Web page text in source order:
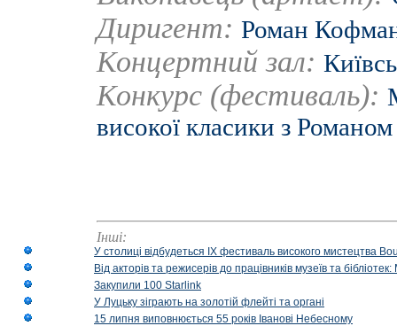
Диригент: Роман
Концертний зал:
Конкурс (фестиваль):
високої класики з
Інші:
У столиці відбудеться IX фестиваль високого мистецтва
Від акторів та режисерів до працівників музеїв та
Закупили 100 Starlink
У Луцьку зіграють на золотій флейті та органі
15 липня виповнюється 55 років Іванові Небесному